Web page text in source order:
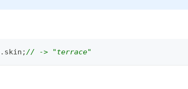
. skin ;// -> "terrace"